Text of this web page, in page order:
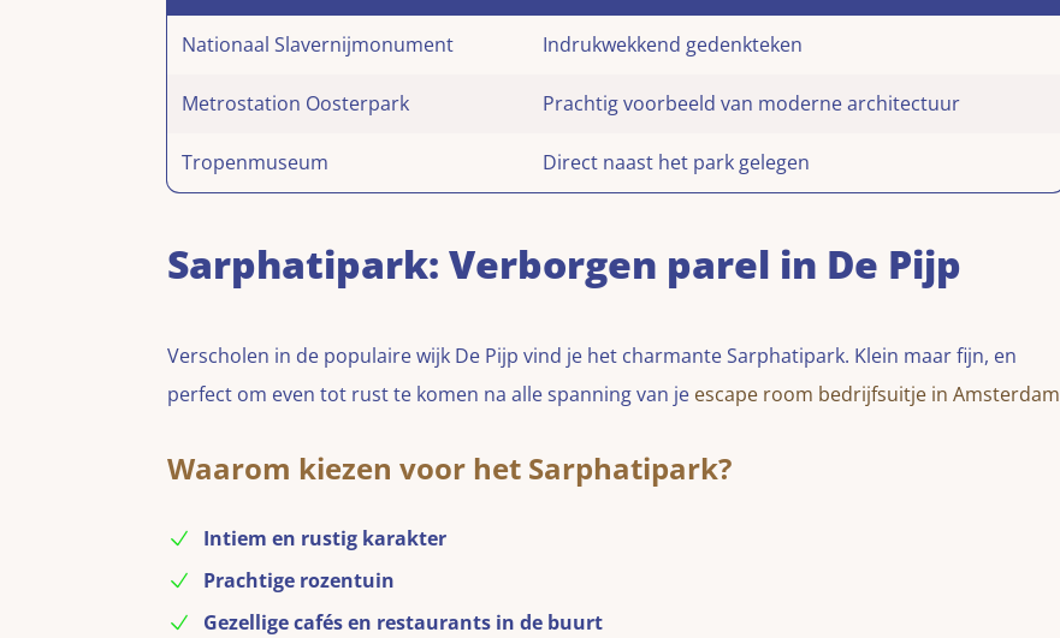
Nationaal Slavernijmonument Indrukwekkend gedenkteken
Metrostation Oosterpark Prachtig voorbeeld van moderne architectuur
Tropenmuseum Direct naast het park gelegen
Sarphatipark: Verborgen parel in De Pijp
Verscholen in de populaire wijk De Pijp vind je het charmante Sarphatipark. Klein maar fijn, en
perfect om even tot rust te komen na alle spanning van je escape room bedrijfsuitje in Amsterdam
Waarom kiezen voor het Sarphatipark?
Intiem en rustig karakter
Prachtige rozentuin
Gezellige cafés en restaurants in de buurt